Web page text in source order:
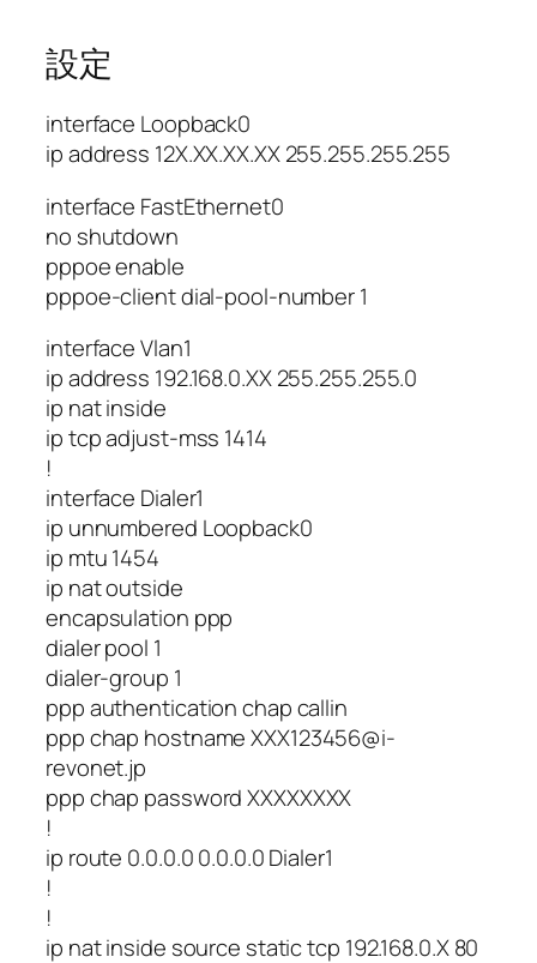
設定
interface Loopback0
ip address 12X.XX.XX.XX 255.255.255.255
interface FastEthernet0
no shutdown
pppoe enable
pppoe-client dial-pool-number 1
interface Vlan1
ip address 192.168.0.XX 255.255.255.0
ip nat inside
ip tcp adjust-mss 1414
!
interface Dialer1
ip unnumbered Loopback0
ip mtu 1454
ip nat outside
encapsulation ppp
dialer pool 1
dialer-group 1
ppp authentication chap callin
ppp chap hostname XXX123456@i-
revonet.jp
ppp chap password XXXXXXXX
!
ip route 0.0.0.0 0.0.0.0 Dialer1
!
!
ip nat inside source static tcp 192.168.0.X 80